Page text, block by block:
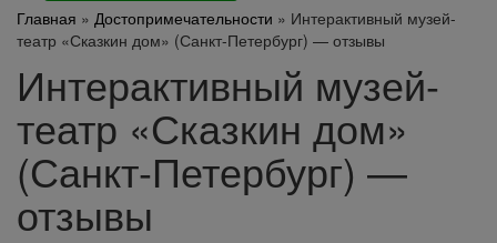
Главная » Достопримечательности » Интерактивный музей-
театр «Сказкин дом» (Санкт-Петербург) — отзывы
Интерактивный музей-
театр «Сказкин дом»
(Санкт-Петербург) —
отзывы